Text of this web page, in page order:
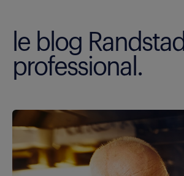
le blog Randstad
professional.